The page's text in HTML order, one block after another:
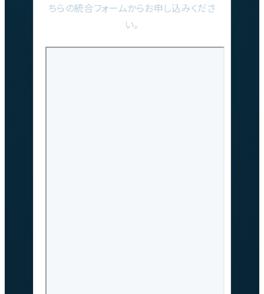
ちらの統合フォームからお申し込みくださ
い。